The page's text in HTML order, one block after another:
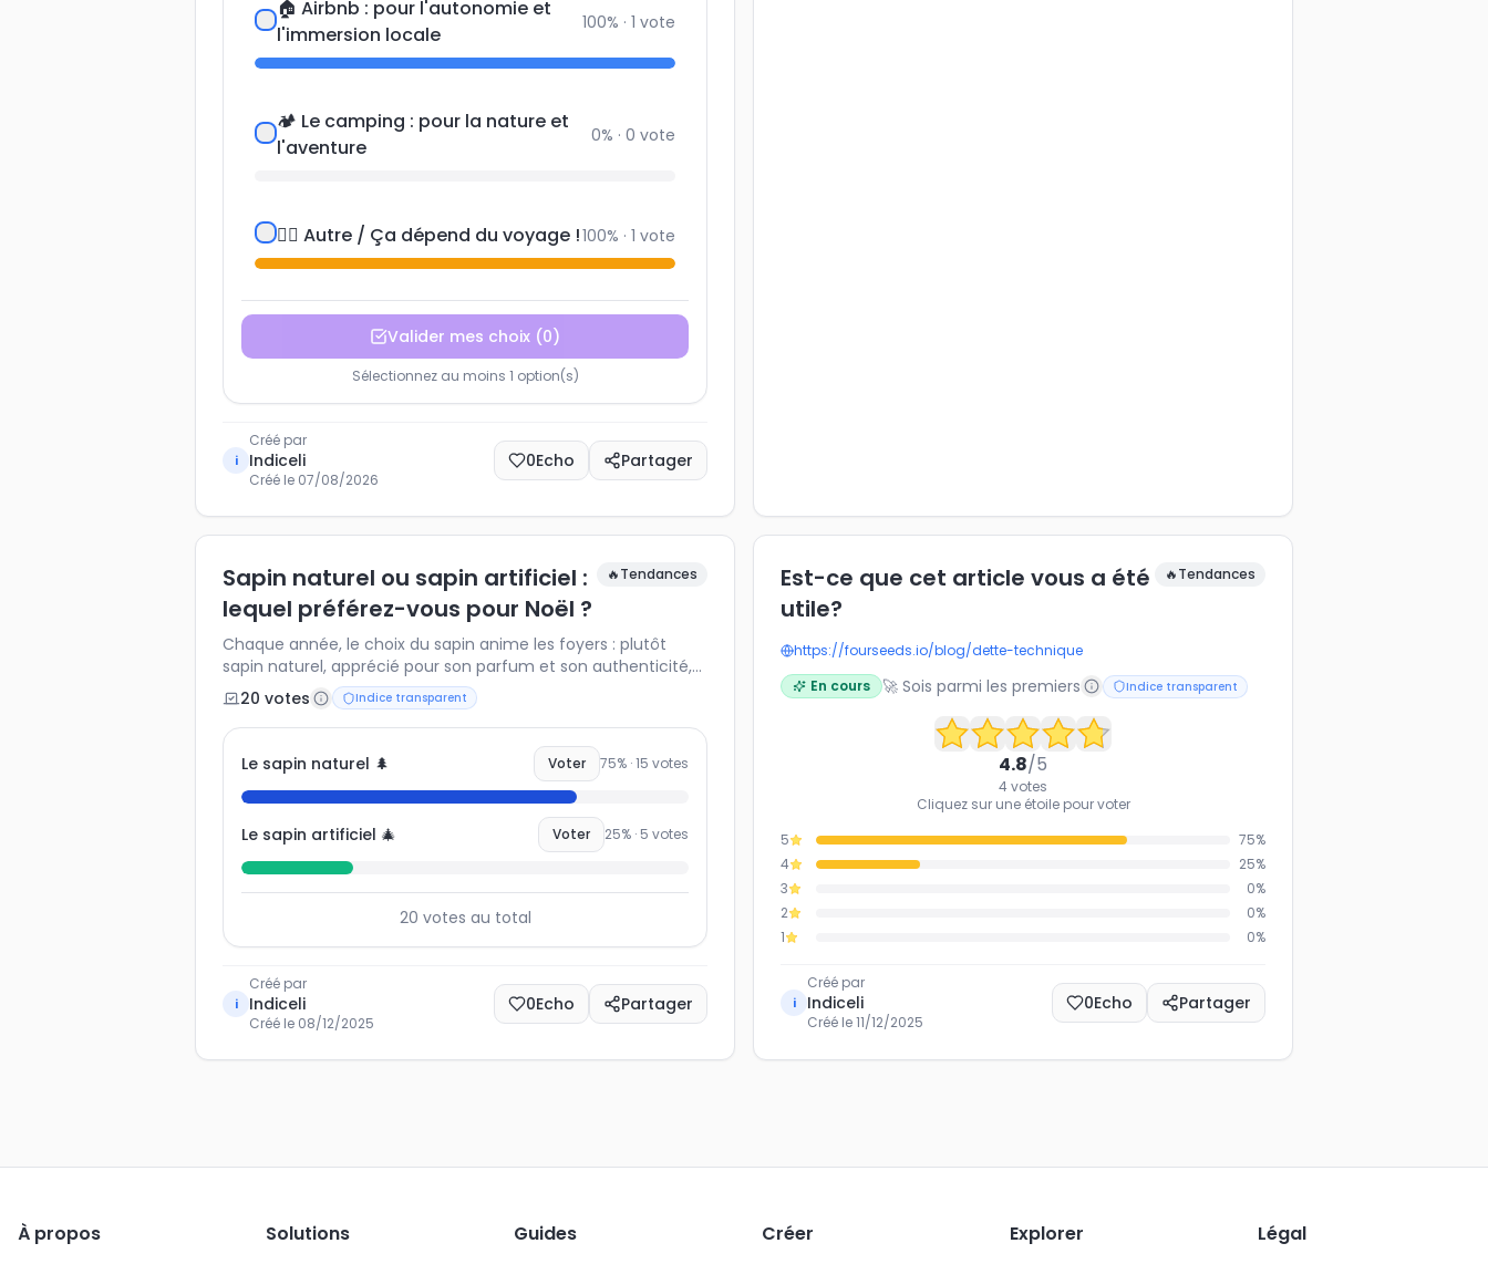
🏠 Airbnb : pour l'autonomie et
l'immersion locale
100% · 1 vote
🏕️ Le camping : pour la nature et
l'aventure
0% · 0 vote
🤷‍♀️ Autre / Ça dépend du voyage !100% · 1 vote
Valider mes choix (0)
Sélectionnez au moins 1 option(s)
i
Créé par
Indiceli
Créé le 07/08/2026
0Echo Partager
Sapin naturel ou sapin artificiel :
lequel préférez-vous pour Noël ?
🔥Tendances
Chaque année, le choix du sapin anime les foyers : plutôt
sapin naturel, apprécié pour son parfum et son authenticité,
ou sapin artificiel, durable et réutilisable ? Partagez votre
préférence et découvrez comment se positionnent les autres
Français. Un indice idéal pour analyser les tendances de Noël,
l’impact écologique perçu et les habitudes de décoration.
20 votes Indice transparent
Le sapin naturel 🌲 Voter 75% ·15 votes
Le sapin artificiel 🎄 Voter 25% · 5 votes
20 votes au total
i
Créé par
Indiceli
Créé le 08/12/2025
0Echo Partager
Est-ce que cet article vous a été
utile?
🔥Tendances
https://fourseeds.io/blog/dette-technique
En cours
🚀 Sois parmi les premiers Indice transparent
4.8/5
4votes
Cliquez sur une étoile pour voter
5
75%
4
25%
3
0%
2
0%
1
0%
i
Créé par
Indiceli
Créé le11/12/2025
0Echo Partager
À propos Solutions Guides Créer Explorer Légal